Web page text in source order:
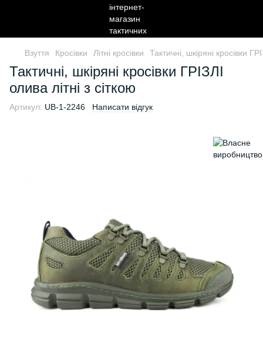
Взуття Кросівки Літні кросівки Тактичні, шкіряні кросівки
Тактичні, шкіряні кросівки ГРІЗЛІ
олива літні з сіткою
Артикул: UB-1-2246 Написати відгук